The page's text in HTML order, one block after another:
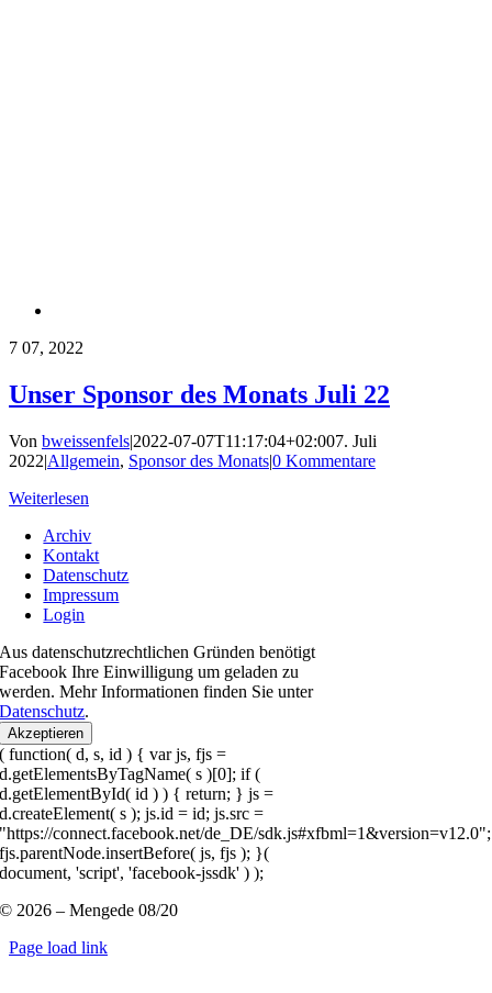
7 07, 2022
Unser Sponsor des Monats Juli 22
Von bweissenfels|2022-07-07T11:17:04+02:007. Juli
2022|Allgemein, Sponsor des Monats|0 Kommentare
Weiterlesen
Archiv
Kontakt
Datenschutz
Impressum
Login
Aus datenschutzrechtlichen Gründen benötigt
Facebook Ihre Einwilligung um geladen zu
werden. Mehr Informationen finden Sie unter
Datenschutz.
Akzeptieren
( function( d, s, id ) { var js, fjs =
d.getElementsByTagName( s )[0]; if (
d.getElementById( id ) ) { return; } js =
d.createElement( s ); js.id = id; js.src =
"https://connect.facebook.net/de_DE/sdk.js#xfbml=1&version=v12.0";
fjs.parentNode.insertBefore( js, fjs ); }(
document, 'script', 'facebook-jssdk' ) );
© 2026 – Mengede 08/20
Page load link